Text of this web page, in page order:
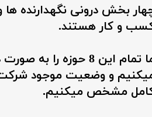
بخش درونی نگهدارنده ها
و کار هستند.
ما تمام این 8 حوزه را
و وضعیت موجود شرکت
مشخص میکنیم.